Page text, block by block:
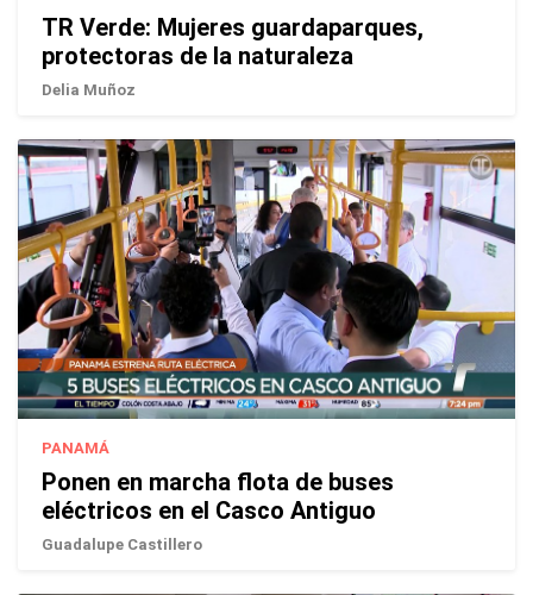
TR Verde: Mujeres guardaparques,
protectoras de la naturaleza
Delia Muñoz
PANAMÁ
Ponen en marcha flota de buses
eléctricos en el Casco Antiguo
Guadalupe Castillero